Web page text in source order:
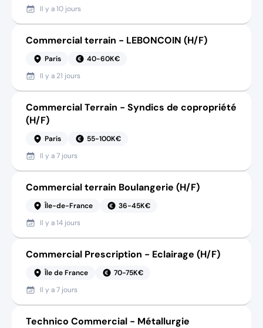
Il y a10 jours
Commercial terrain - LEBONCOIN (H/F)
Paris
40-60K€
Il y a 21 jours
Commercial Terrain - Syndics de copropriété
(H/F)
Paris
55-100K€
Il y a7 jours
Commercial terrain Boulangerie (H/F)
Île-de-France
36-45K€
Il y a14 jours
Commercial Prescription - Eclairage (H/F)
Île de France
70-75K€
Il y a7 jours
Technico Commercial - Métallurgie